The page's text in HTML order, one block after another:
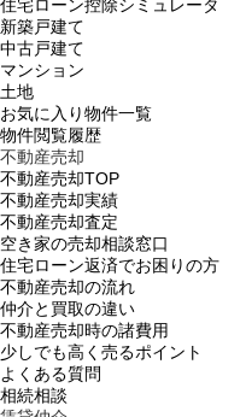
住宅ローン控除シミュレータ
新築戸建て
中古戸建て
マンション
土地
お気に入り物件一覧
物件閲覧履歴
不動産売却
不動産売却TOP
不動産売却実績
不動産売却査定
空き家の売却相談窓口
住宅ローン返済でお困りの方
不動産売却の流れ
仲介と買取の違い
不動産売却時の諸費用
少しでも高く売るポイント
よくある質問
相続相談